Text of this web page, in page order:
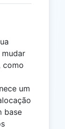
como
um
base